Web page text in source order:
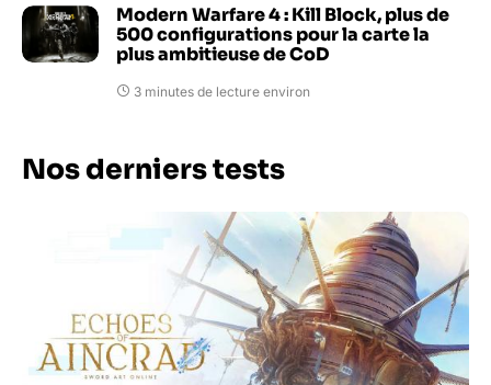
Modern Warfare 4 : Kill Block, plus de
500 configurations pour la carte la
plus ambitieuse de CoD
3 minutes de lecture environ
Nos derniers tests